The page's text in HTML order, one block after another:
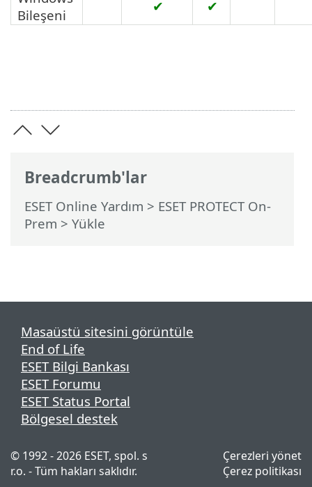
Breadcrumb'lar
ESET Online Yardım > ESET PROTECT On-
Prem > Yükle
Bileşeni
✔ ✔
Masaüstü sitesini görüntüle
End of Life
ESET Bilgi Bankası
ESET Forumu
ESET Status Portal
Bölgesel destek
© 1992 - 2026 ESET, spol. s
r.o. - Tüm hakları saklıdır.
Çerezleri yönet
Çerez politikası